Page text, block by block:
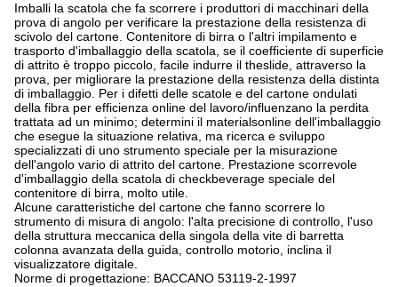
Imballi la scatola che fa scorrere i produttori di macchinari della
prova di angolo per verificare la prestazione della resistenza di
scivolo del cartone. Contenitore di birra o l'altri impilamento e
trasporto d'imballaggio della scatola, se il coefficiente di superficie
di attrito è troppo piccolo, facile indurre il theslide, attraverso la
prova, per migliorare la prestazione della resistenza della distinta
di imballaggio. Per i difetti delle scatole e del cartone ondulati
della fibra per efficienza online del lavoro/influenzano la perdita
trattata ad un minimo; determini il materialsonline dell'imballaggio
che esegue la situazione relativa, ma ricerca e sviluppo
specializzati di uno strumento speciale per la misurazione
dell'angolo vario di attrito del cartone. Prestazione scorrevole
d'imballaggio della scatola di checkbeverage speciale del
contenitore di birra, molto utile.
Alcune caratteristiche del cartone che fanno scorrere lo
strumento di misura di angolo: l'alta precisione di controllo, l'uso
della struttura meccanica della singola della vite di barretta
colonna avanzata della guida, controllo motorio, inclina il
visualizzatore digitale.
Norme di progettazione: BACCANO 53119-2-1997